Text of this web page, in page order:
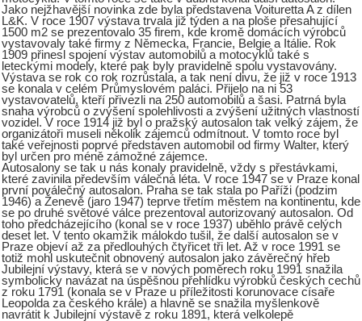
Jako nejžhavější novinka zde byla představena Voituretta A z dílen
L&K. V roce 1907 výstava trvala již týden a na ploše přesahující
1500 m2 se prezentovalo 35 firem, kde kromě domácích výrobců
vystavovaly také firmy z Německa, Francie, Belgie a Itálie. Rok
1909 přinesl spojení výstav automobilů a motocyklů také s
leteckými modely, které pak byly pravidelně spolu vystavovány.
Výstava se rok co rok rozrůstala, a tak není divu, že již v roce 1913
se konala v celém Průmyslovém paláci. Přijelo na ni 53
vystavovatelů, kteří přivezli na 250 automobilů a šasi. Patrná byla
snaha výrobců o zvýšení spolehlivosti a zvýšení užitných vlastností
vozidel. V roce 1914 již byl o pražský autosalon tak velký zájem, že
organizátoři museli několik zájemců odmítnout. V tomto roce byl
také veřejnosti poprvé představen automobil od firmy Walter, který
byl určen pro méně zámožné zájemce.
Autosalony se tak u nás konaly pravidelně, vždy s přestávkami,
které zavinila především válečná léta. V roce 1947 se v Praze konal
první poválečný autosalon. Praha se tak stala po Paříži (podzim
1946) a Ženevě (jaro 1947) teprve třetím městem na kontinentu, kde
se po druhé světové válce prezentoval autorizovaný autosalon. Od
toho předcházejícího (konal se v roce 1937) uběhlo právě celých
deset let. V tento okamžik málokdo tušil, že další autosalon se v
Praze objeví až za předlouhých čtyřicet tři let. Až v roce 1991 se
totiž mohl uskutečnit obnovený autosalon jako závěrečný hřeb
Jubilejní výstavy, která se v nových poměrech roku 1991 snažila
symbolicky navázat na úspěšnou přehlídku výrobků českých cechů
z roku 1791 (konala se v Praze u příležitosti korunovace císaře
Leopolda za českého krále) a hlavně se snažila myšlenkově
navrátit k Jubilejní výstavě z roku 1891, která velkolepě